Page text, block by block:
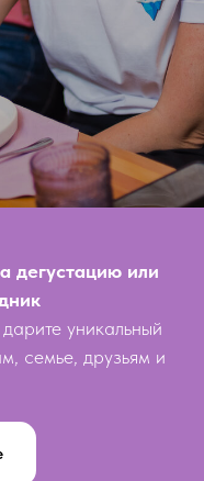
дегустацию или
уникальный
семье, друзьям и